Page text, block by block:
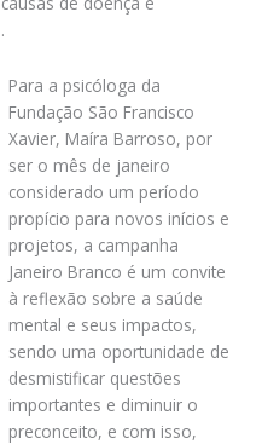
Para a psicóloga da
Fundação São Francisco
Xavier, Maíra Barroso, por
ser o mês de janeiro
considerado um período
propício para novos inícios e
projetos, a campanha
Janeiro Branco é um convite
à reflexão sobre a saúde
mental e seus impactos,
sendo uma oportunidade de
desmistificar questões
importantes e diminuir o
preconceito, e com isso,